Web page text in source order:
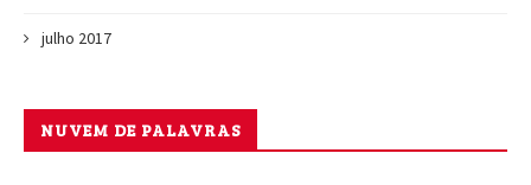
julho 2017
NUVEM DE PALAVRAS